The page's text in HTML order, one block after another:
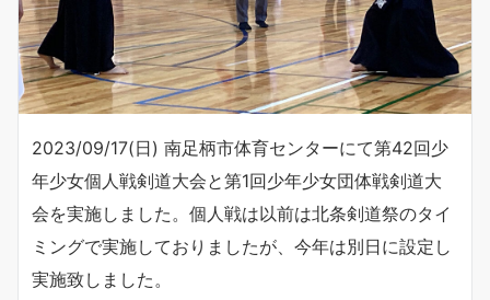
2023/09/17(日) 南足柄市体育センターにて第42回少
年少女個人戦剣道大会と第1回少年少女団体戦剣道大
会を実施しました。個人戦は以前は北条剣道祭のタイ
ミングで実施しておりましたが、今年は別日に設定し
実施致しました。